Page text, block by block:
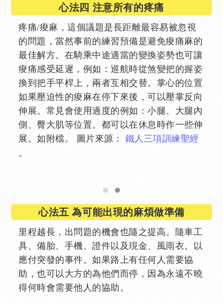
心法四 注意所有的疼痛
疼痛/痠麻，這個議題是長距離最容易被忽視
的問題，當然事前的練習預備是避免痠痛麻的
最佳解方。在騎乘中途適當的變換姿勢也可讓
痠痛感受延遲，例如：巡航時從煞變把的握姿
換到把手平桿上，兩者互相交替。掌心的位置
如果壓迫性的痠麻在停下來後，可以壓掌反向
伸展。常見會使用過度的例如：小腿、大腿內
側、臀大肌等位置。都可以在休息時作一些伸
展。如附檔。 圖片來源： 鐵人三項訓練聖經
。
心法五 為可能出現的麻煩做準備
里程越長，出問題的機會也隨之提高。隨車工
具、備胎、手機、證件以及現金、風雨衣。以
應付突發的事件。如果路上有任何人需要協
助，也可以大方的為他們而停，因為永遠不曉
得何時會需要他人的協助。